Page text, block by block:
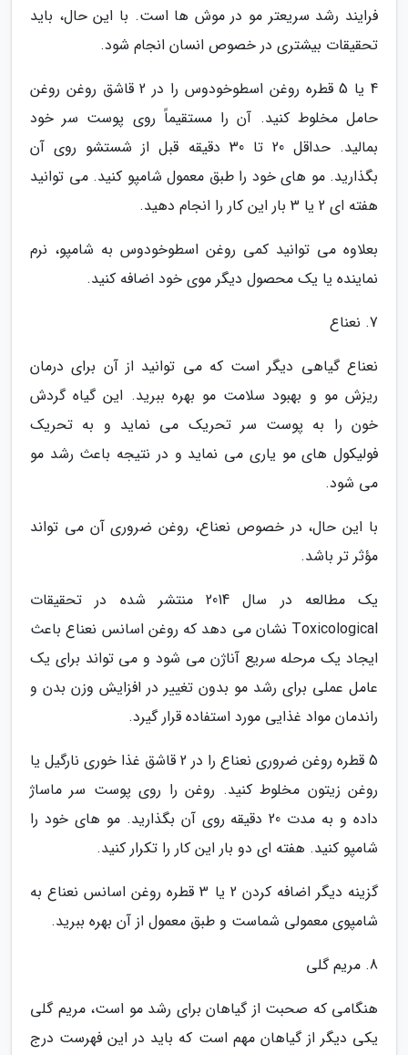
فرایند رشد سریعتر مو در موش ها است. با این حال، باید
تحقیقات بیشتری در خصوص انسان انجام شود.
4 یا 5 قطره روغن اسطوخودوس را در 2 قاشق روغن روغن
حامل مخلوط کنید. آن را مستقیماً روی پوست سر خود
بمالید. حداقل 20 تا 30 دقیقه قبل از شستشو روی آن
بگذارید. مو های خود را طبق معمول شامپو کنید. می توانید
هفته ای 2 یا 3 بار این کار را انجام دهید.
بعلاوه می توانید کمی روغن اسطوخودوس به شامپو، نرم
نماینده یا یک محصول دیگر موی خود اضافه کنید.
7. نعناع
نعناع گیاهی دیگر است که می توانید از آن برای درمان
ریزش مو و بهبود سلامت مو بهره ببرید. این گیاه گردش
خون را به پوست سر تحریک می نماید و به تحریک
فولیکول های مو یاری می نماید و در نتیجه باعث رشد مو
می شود.
با این حال، در خصوص نعناع، روغن ضروری آن می تواند
مؤثر تر باشد.
یک مطالعه در سال 2014 منتشر شده در تحقیقات
Toxicological نشان می دهد که روغن اسانس نعناع باعث
ایجاد یک مرحله سریع آناژن می شود و می تواند برای یک
عامل عملی برای رشد مو بدون تغییر در افزایش وزن بدن و
راندمان مواد غذایی مورد استفاده قرار گیرد.
5 قطره روغن ضروری نعناع را در 2 قاشق غذا خوری نارگیل یا
روغن زیتون مخلوط کنید. روغن را روی پوست سر ماساژ
داده و به مدت 20 دقیقه روی آن بگذارید. مو های خود را
شامپو کنید. هفته ای دو بار این کار را تکرار کنید.
گزینه دیگر اضافه کردن 2 یا 3 قطره روغن اسانس نعناع به
شامپوی معمولی شماست و طبق معمول از آن بهره ببرید.
8. مریم گلی
هنگامی که صحبت از گیاهان برای رشد مو است، مریم گلی
یکی دیگر از گیاهان مهم است که باید در این فهرست درج